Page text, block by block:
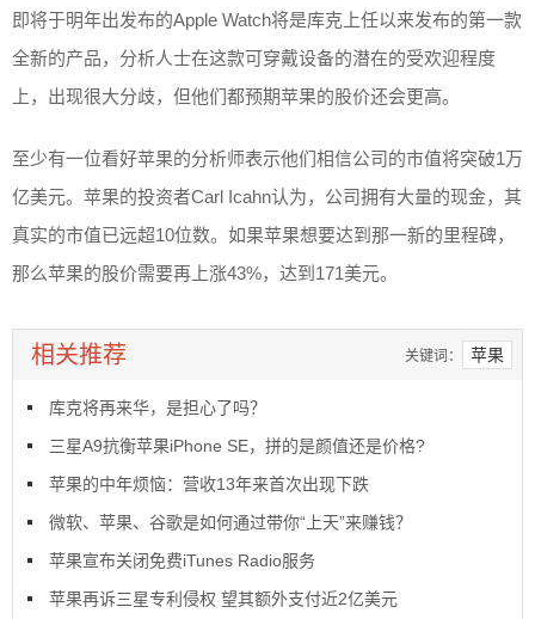
即将于明年出发布的Apple Watch将是库克上任以来发布的第一款
全新的产品，分析人士在这款可穿戴设备的潜在的受欢迎程度
上，出现很大分歧，但他们都预期苹果的股价还会更高。
至少有一位看好苹果的分析师表示他们相信公司的市值将突破1万
亿美元。苹果的投资者Carl Icahn认为，公司拥有大量的现金，其
真实的市值已远超10位数。如果苹果想要达到那一新的里程碑，
那么苹果的股价需要再上涨43%，达到171美元。
相关推荐 关键词： 苹果
库克将再来华，是担心了吗？
三星A9抗衡苹果iPhone SE，拼的是颜值还是价格?
苹果的中年烦恼：营收13年来首次出现下跌
微软、苹果、谷歌是如何通过带你“上天”来赚钱？
苹果宣布关闭免费iTunes Radio服务
苹果再诉三星专利侵权 望其额外支付近2亿美元